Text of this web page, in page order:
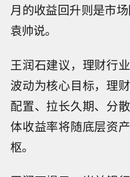
月的收益回升则是市
袁帅说。
王润石建议，理财行
波动为核心目标，理
配置、拉长久期、分
体收益率将随底层资
枢。